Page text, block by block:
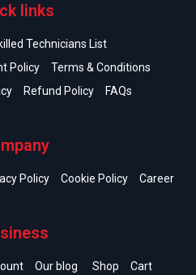
links
Technicians List
Policy
Terms & Conditions
Refund Policy FAQs
Policy Cookie Policy Career
Our blog Shop Cart